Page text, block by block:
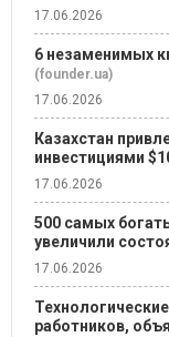
17.06.2026
6 незаменимых
(founder.ua)
17.06.2026
Казахстан
инвестициями
17.06.2026
500 самых
увеличили
17.06.2026
работников,